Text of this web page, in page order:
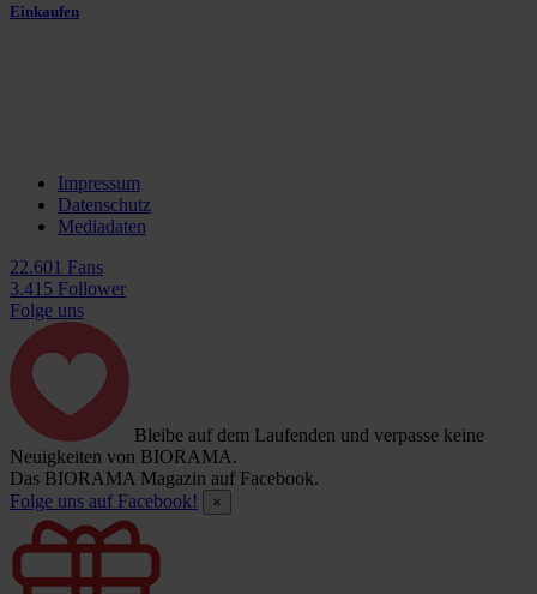
Einkaufen
Impressum
Datenschutz
Mediadaten
22.601 Fans
3.415 Follower
Folge uns
Bleibe auf dem Laufenden und verpasse keine
Neuigkeiten von BIORAMA.
Das BIORAMA Magazin auf Facebook.
Folge uns auf Facebook!
×